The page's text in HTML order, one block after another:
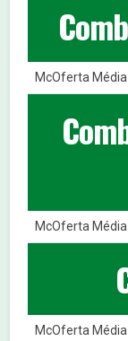
McOferta
McOferta
McOferta